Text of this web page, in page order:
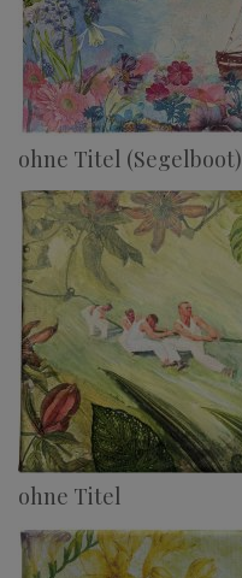
ohne Titel (Segelboot)
ohne Titel